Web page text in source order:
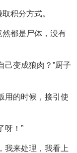
积分方式。
然都是尸体，没有
己变成狼肉？”厨子
用的时候，接引使
呀！”
我来处理，我看上